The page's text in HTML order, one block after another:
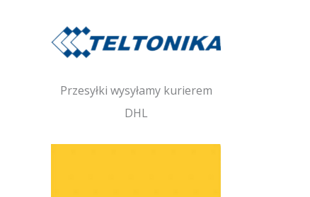
Przesyłki wysyłamy kurierem
DHL